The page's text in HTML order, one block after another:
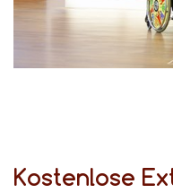
Kostenlose